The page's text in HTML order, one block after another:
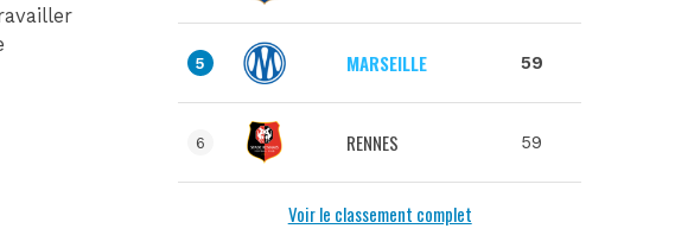
5 MARSEILLE 59
6 RENNES 59
Voir le classement complet